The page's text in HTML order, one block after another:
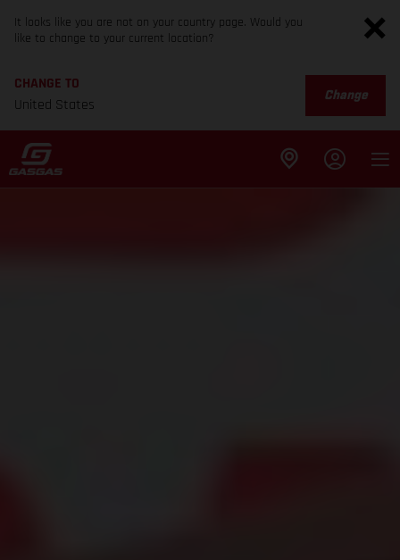
It looks like you are not on your country page. Would you
like to change to your current location?
CHANGE TO
United States
Change